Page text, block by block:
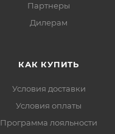
Партнеры
Дилерам
КАК КУПИТЬ
Условия доставки
Условия оплаты
Программа лояльности